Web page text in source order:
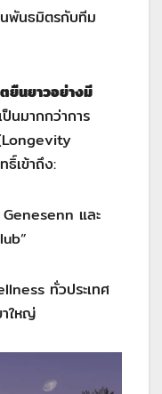
นพันธมิตรกับทีม
ยืนยาวอย่างมี
นมากกว่าการ
ธิ์เข้าถึง:
และ
ทั่วประเทศ
าใหญ่